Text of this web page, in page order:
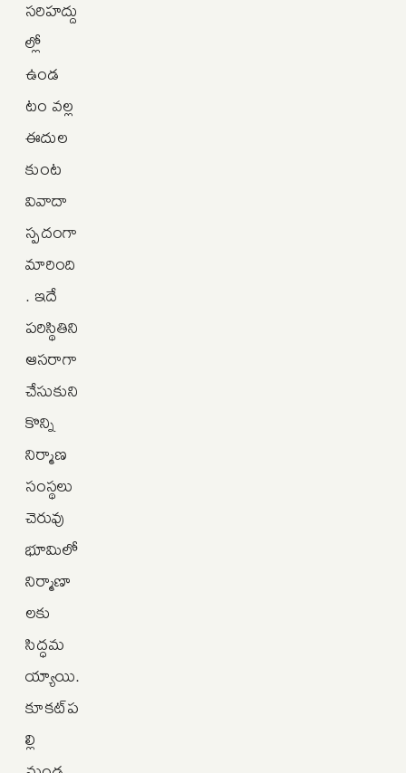
సరిహద్దు
ల్లో
ఉండ
టం వల్ల
ఈదుల
కుంట
వివాదా
స్పదంగా
మారింది
. ఇదే
పరిస్థితిని
ఆసరాగా
చేసుకుని
కొన్ని
నిర్మాణ
సంస్థలు
చెరువు
భూమిలో
నిర్మాణా
లకు
సిద్ధమ
య్యాయి.
కూకట్‌ప
ల్లి